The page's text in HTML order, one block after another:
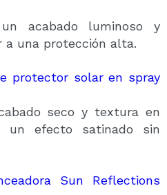
acabado luminoso y
a una protección alta.
protector solar en spray
seco y textura en
un efecto satinado sin
Sun Reflections